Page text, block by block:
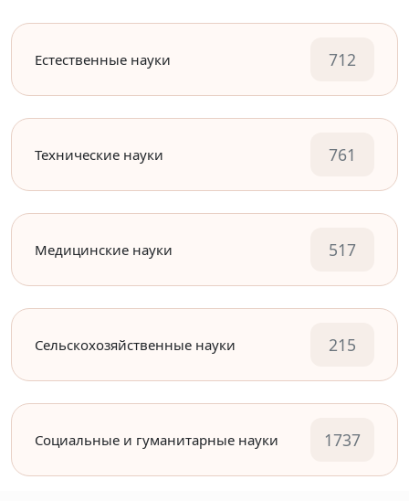
Естественные науки 712
Технические науки 761
Медицинские науки 517
Сельскохозяйственные науки 215
Социальные и гуманитарные науки 1737